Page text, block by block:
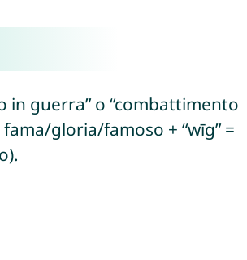
in guerra” o “combattimento
gloria/famoso + “wīg” =